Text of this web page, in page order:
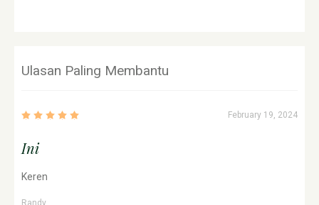
Ulasan Paling Membantu
February 19, 2024
Ini
Keren
Randy